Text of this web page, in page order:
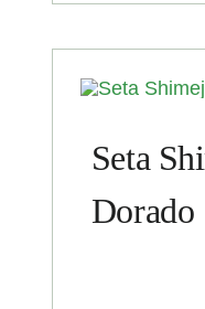
Seta
Dorado